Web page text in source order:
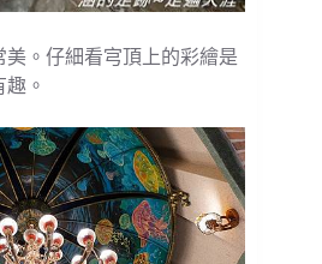
。仔細看宆頂上的彩繪是
。